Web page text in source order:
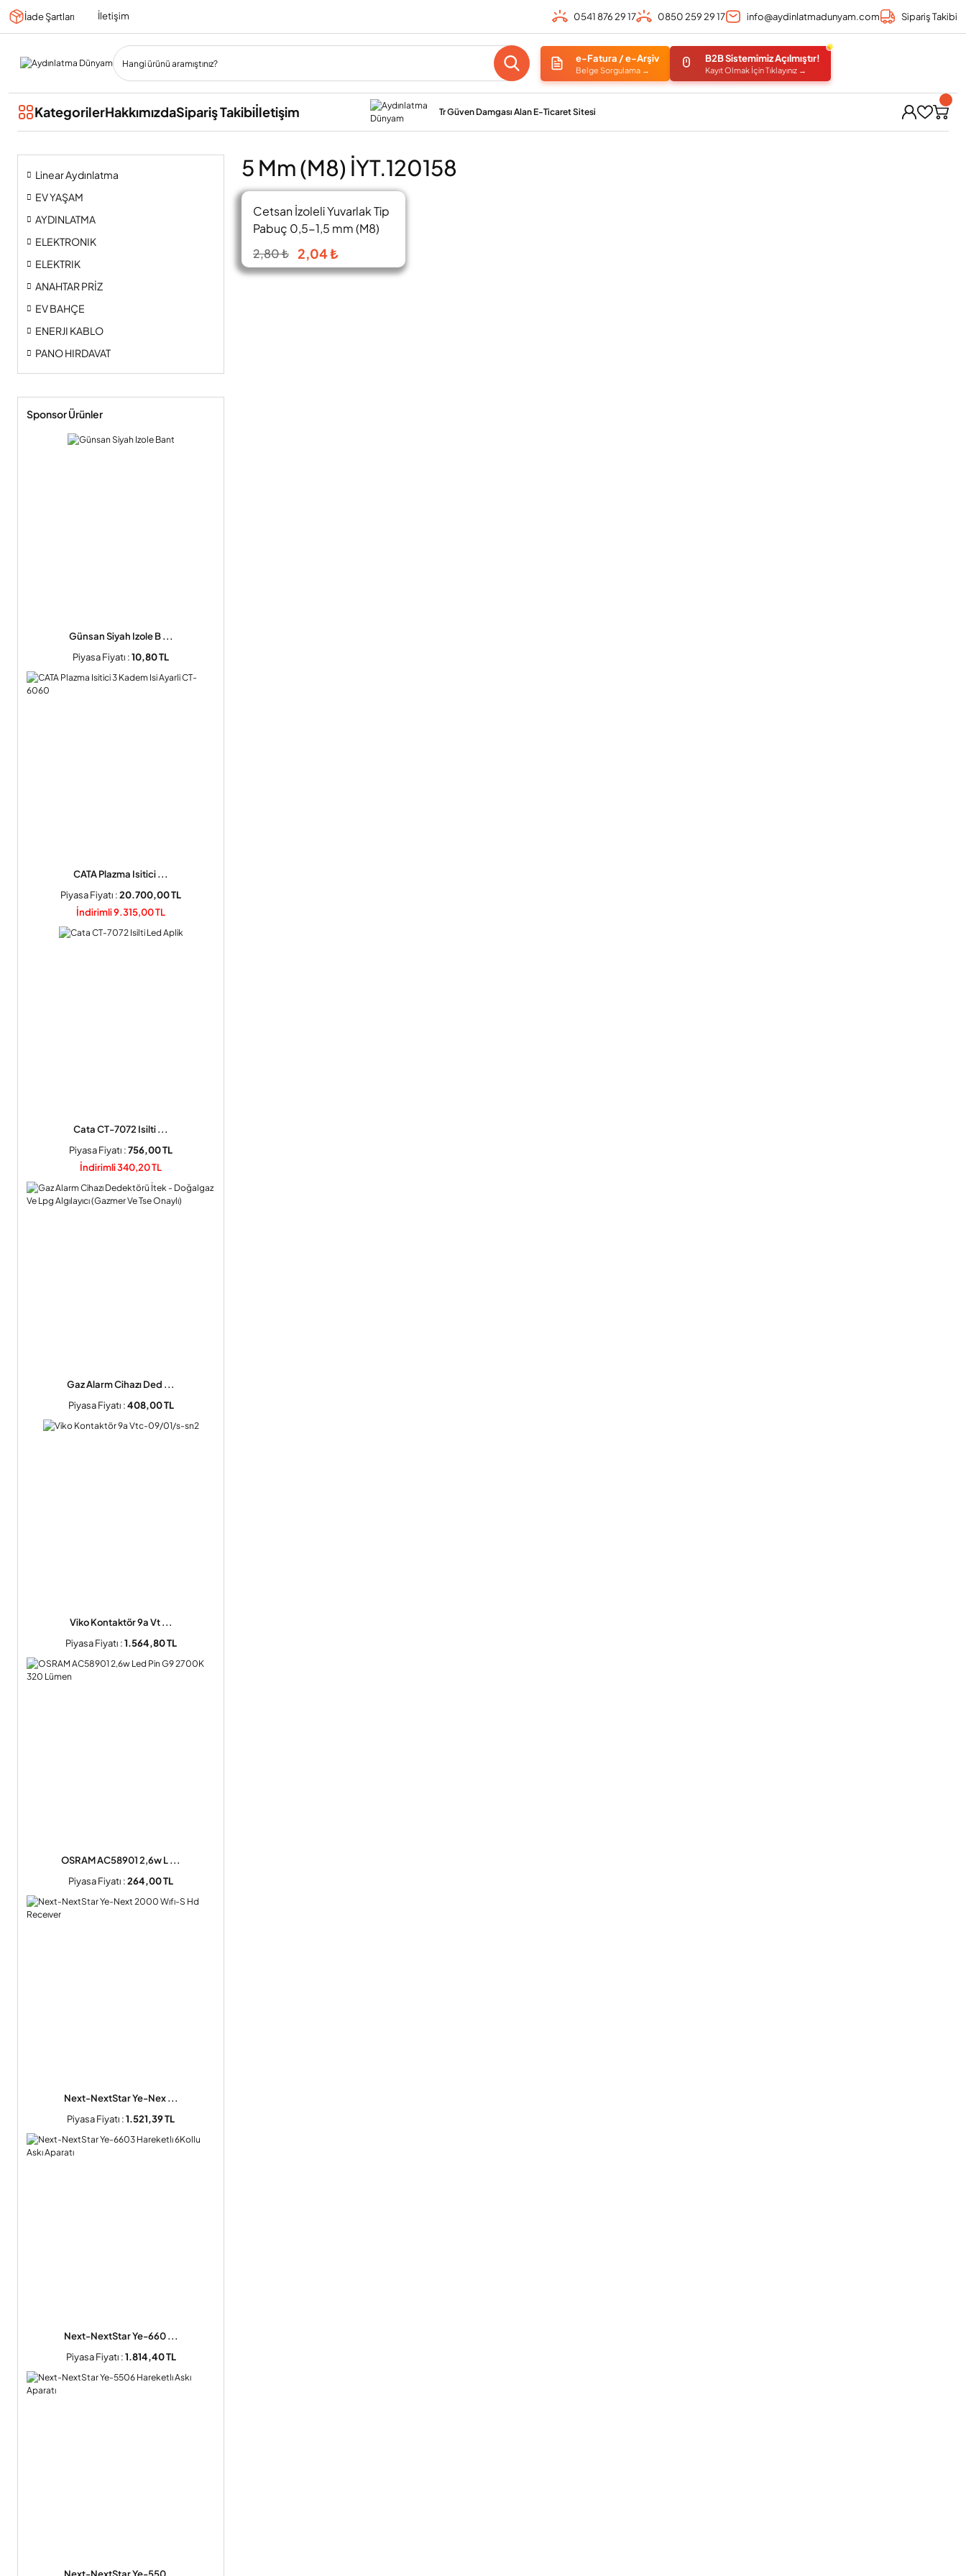
İade Şartları İletişim 0541 876 29 17 0850 259 29 17 info@aydinlatmadunyam.com Sipariş Takibi
e-Fatura / e-Arşiv
Belge Sorgulama →
B2B Sistemimiz Açılmıştır!
Kayıt Olmak İçin Tıklayınız →
KategorilerHakkımızdaSipariş Takibiİletişim Tr Güven Damgası Alan E-Ticaret Sitesi
Linear Aydınlatma
EV YAŞAM
AYDINLATMA
ELEKTRONIK
ELEKTRIK
ANAHTAR PRİZ
EV BAHÇE
ENERJI KABLO
PANO HIRDAVAT
Sponsor Ürünler
Günsan Siyah Izole B ...
Piyasa Fiyatı :10,80 TL
CATA Plazma Isitici ...
Piyasa Fiyatı :20.700,00 TL
İndirimli 9.315,00 TL
Cata CT-7072 Isilti ...
Piyasa Fiyatı :756,00 TL
İndirimli 340,20 TL
Gaz Alarm Cihazı Ded ...
Piyasa Fiyatı :408,00 TL
Viko Kontaktör 9a Vt ...
Piyasa Fiyatı :1.564,80 TL
OSRAM AC58901 2,6w L ...
Piyasa Fiyatı :264,00 TL
Next-NextStar Ye-Nex ...
Piyasa Fiyatı :1.521,39 TL
Next-NextStar Ye-660 ...
Piyasa Fiyatı :1.814,40 TL
5 Mm (M8) İYT.120158
%27
Cetsan İzoleli Yuvarlak Tip
Pabuç 0,5-1,5 mm (M8)
İYT.120158
2,80 ₺ 2,04 ₺